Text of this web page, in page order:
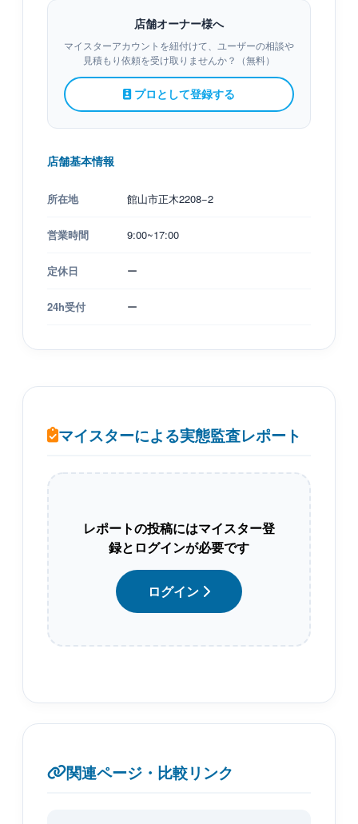
店舗オーナー様へ
マイスターアカウントを紐付けて、ユーザーの相談や
見積もり依頼を受け取りませんか？（無料）
プロとして登録する
店舗基本情報
所在地 館山市正木2208−2
営業時間 9:00~17:00
定休日 ー
24h受付 ー
マイスターによる実態監査レポート
レポートの投稿にはマイスター登
録とログインが必要です
ログイン
関連ページ・比較リンク